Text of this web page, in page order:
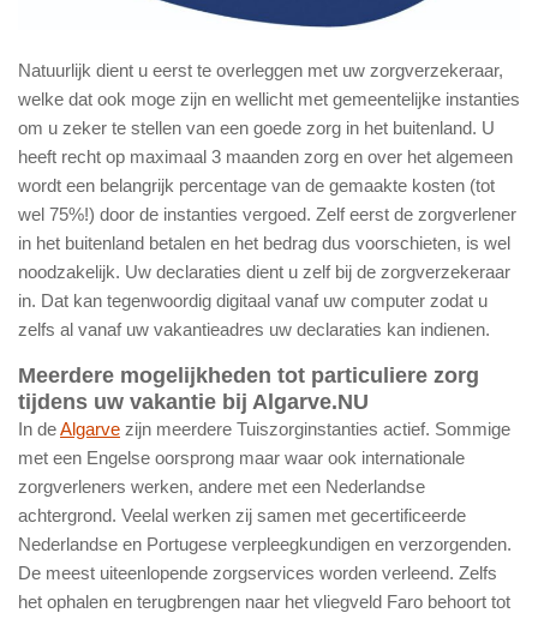
Natuurlijk dient u eerst te overleggen met uw zorgverzekeraar,
welke dat ook moge zijn en wellicht met gemeentelijke instanties
om u zeker te stellen van een goede zorg in het buitenland. U
heeft recht op maximaal 3 maanden zorg en over het algemeen
wordt een belangrijk percentage van de gemaakte kosten (tot
wel 75%!) door de instanties vergoed. Zelf eerst de zorgverlener
in het buitenland betalen en het bedrag dus voorschieten, is wel
noodzakelijk. Uw declaraties dient u zelf bij de zorgverzekeraar
in. Dat kan tegenwoordig digitaal vanaf uw computer zodat u
zelfs al vanaf uw vakantieadres uw declaraties kan indienen.
Meerdere mogelijkheden tot particuliere zorg
tijdens uw vakantie bij Algarve.NU
In deAlgarve zijn meerdere Tuiszorginstanties actief. Sommige
met een Engelse oorsprong maar waar ook internationale
zorgverleners werken, andere met een Nederlandse
achtergrond. Veelal werken zij samen met gecertificeerde
Nederlandse en Portugese verpleegkundigen en verzorgenden.
De meest uiteenlopende zorgservices worden verleend. Zelfs
het ophalen en terugbrengen naar het vliegveld Faro behoort tot